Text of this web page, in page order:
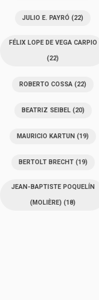
JULIO E. PAYRÓ (22)
FÉLIX LOPE DE VEGA CARPIO
(22)
ROBERTO COSSA (22)
BEATRIZ SEIBEL(20)
MAURICIO KARTUN (19)
BERTOLT BRECHT(19)
JEAN-BAPTISTE POQUELÍN
(MOLIÈRE) (18)